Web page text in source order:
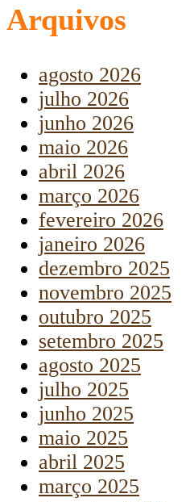
Arquivos
agosto 2026
julho 2026
junho 2026
maio 2026
abril 2026
março 2026
fevereiro 2026
janeiro 2026
dezembro 2025
novembro 2025
outubro 2025
setembro 2025
agosto 2025
julho 2025
junho 2025
maio 2025
abril 2025
março 2025